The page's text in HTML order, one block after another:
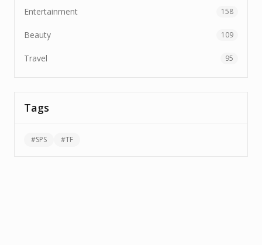
Entertainment 158
Beauty 109
Travel 95
Tags
#SPS #TF